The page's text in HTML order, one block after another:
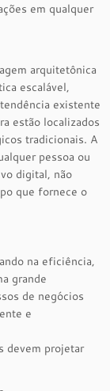
em qualquer
arquitetônica
escalável,
existente
estão localizados
tradicionais. A
pessoa ou
digital, não
que fornece o
na eficiência,
grande
de negócios
e
devem projetar